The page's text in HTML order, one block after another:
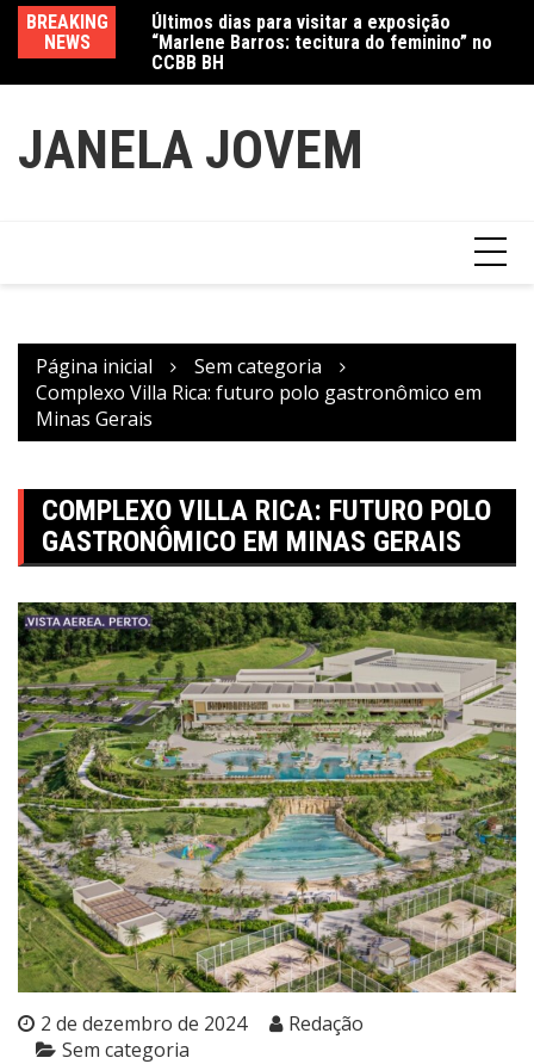
conteúdo
BREAKING
NEWS
marcam
Últimos dias para visitar a exposição
“Marlene Barros: tecitura do feminino” no
CCBB BH
JANELA JOVEM
Página inicial
Sem categoria
Complexo Villa Rica: futuro polo gastronômico em
Minas Gerais
COMPLEXO VILLA RICA: FUTURO POLO
GASTRONÔMICO EM MINAS GERAIS
2 de dezembro de 2024
Redação
Sem categoria